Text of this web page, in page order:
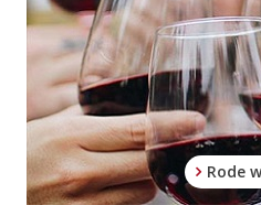
Rode